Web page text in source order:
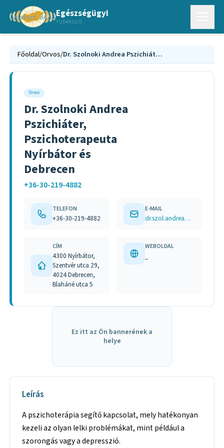
Egészségügyi
TUDAKOZÓ
Főoldal/Orvos/ Dr. Szolnoki Andrea Pszichiáter, Pszichoterapeuta Nyírbátor és Debrecen
Orvos
Dr. Szolnoki Andrea
Pszichiáter,
Pszichoterapeuta
Nyírbátor és
Debrecen
+36-30-219-4882
TELEFON
+36-30-219-4882
E-MAIL
dr.szol.andrea@gmail.com
CÍM
4300 Nyírbátor,
Szentvér utca 29,
4024 Debrecen,
Blaháné utca 5
WEBOLDAL
–
Ez itt az Ön bannerének a
helye
Leírás
A pszichoterápia segítő kapcsolat, mely hatékonyan
kezeli az olyan lelki problémákat, mint például a
szorongás vagy a depresszió.